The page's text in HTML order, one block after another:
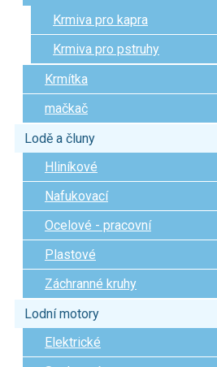
Krmiva pro kapra
Krmiva pro pstruhy
Krmítka
mačkač
Lodě a čluny
Hliníkové
Nafukovací
Ocelové - pracovní
Plastové
Záchranné kruhy
Lodní motory
Elektrické